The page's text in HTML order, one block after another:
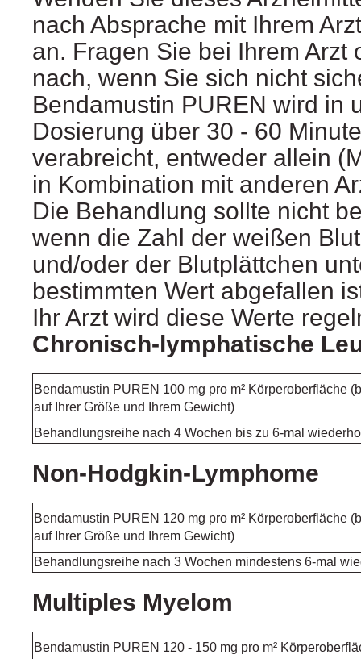
nach Absprache mit Ihrem
an. Fragen Sie bei Ihrem Arzt
nach, wenn Sie sich nicht
Bendamustin PUREN wird in
Dosierung über 30 - 60
verabreicht, entweder allein
in Kombination mit anderen
Die Behandlung sollte nicht
wenn die Zahl der weißen
und/oder der Blutplättchen
bestimmten Wert abgefallen
Ihr Arzt wird diese Werte
Chronisch-lymphatische
Bendamustin PUREN 100 mg pro m² Körperoberfläche
auf Ihrer Größe und Ihrem Gewicht)
Behandlungsreihe nach 4 Wochen bis zu 6-mal
Non-Hodgkin-Lymphome
Bendamustin PUREN 120 mg pro m² Körperoberfläche
auf Ihrer Größe und Ihrem Gewicht)
Behandlungsreihe nach 3 Wochen mindestens 6-mal
Multiples Myelom
Bendamustin PUREN 120 - 150 mg pro m²